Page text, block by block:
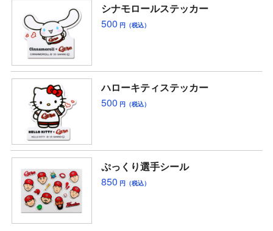
シナモロールステッカー
500 円（税込）
ハローキティステッカー
500 円（税込）
ぷっくり選手シール
850 円（税込）